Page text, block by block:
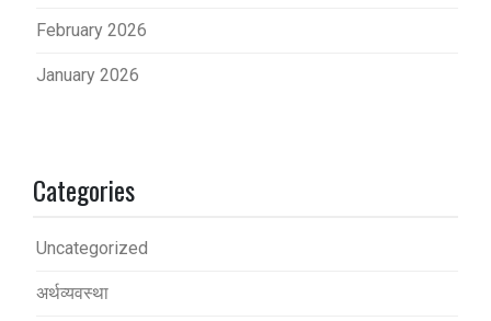
February 2026
January 2026
Categories
Uncategorized
अर्थव्यवस्था